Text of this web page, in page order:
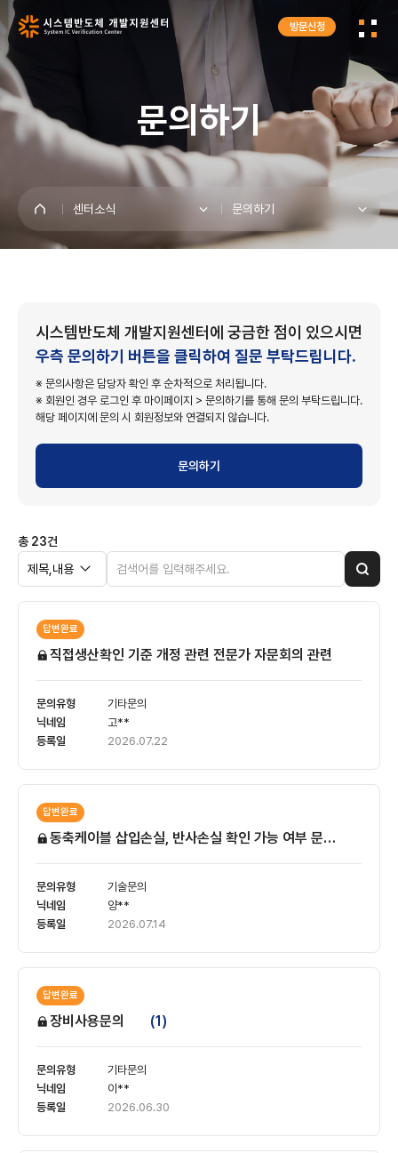
방문신청
SIVC
인프라지원센터소식 문의하기
문의하기
시스템반도체 개발지원센터에 궁금한 점이 있으시면
우측 문의하기 버튼을 클릭하여 질문 부탁드립니다.
※ 문의사항은 담당자 확인 후 순차적으로 처리됩니다.
※ 회원인 경우 로그인 후 마이페이지 > 문의하기를 통해 문의 부탁드립니다.
해당 페이지에 문의 시 회원정보와 연결되지 않습니다.
문의하기
총 23건
답변완료
기타문의
직접생산확인 기준 개정 관련 전문가 자문회의 관련
고**
2026.07.22
답변완료
기술문의
동축케이블 삽입손실, 반사손실 확인 가능 여부 문의 건
양**
2026.07.14
답변완료
기타문의
장비사용문의 (1)
이**
2026.06.30